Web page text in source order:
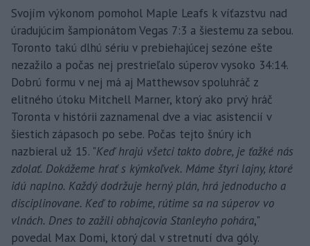
Svojím výkonom pomohol Maple Leafs k víťazstvu nad
úradujúcim šampionátom Vegas 7:3 a šiestemu za sebou.
Toronto takú dlhú sériu v prebiehajúcej sezóne ešte
nezažilo a počas nej prestrieľalo súperov vysoko 34:14.
Dobrú formu v nej má aj Matthewsov spoluhráč z
elitného útoku Mitchell Marner, ktorý ako prvý hráč
Toronta v histórii zaznamenal dve a viac asistencií v
šiestich zápasoch po sebe. Počas tejto šnúry ich
nazbieral už 15. "Keď hrajú všetci takto dobre, je ťažké nás
zdolať. Dokážeme hrať s kýmkoľvek. Máme štyri lajny, ktoré
idú naplno. Každý dodržuje herný plán, hrá jednoducho a
disciplinovane. Keď to robíme, rútime sa na súperov vo
vlnách. Dnes to zažili obhajcovia Stanleyho pohára,"
povedal Max Domi, ktorý dal v stretnutí dva góly.